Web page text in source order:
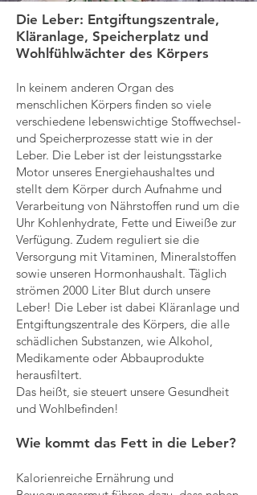
Die Leber: Entgiftungszentrale,
Kläranlage, Speicherplatz und
Wohlfühlwächter des Körpers
In keinem anderen Organ des
menschlichen Körpers finden so viele
verschiedene lebenswichtige Stoffwechsel-
und Speicherprozesse statt wie in der
Leber. Die Leber ist der leistungsstarke
Motor unseres Energiehaushaltes und
stellt dem Körper durch Aufnahme und
Verarbeitung von Nährstoffen rund um die
Uhr Kohlenhydrate, Fette und Eiweiße zur
Verfügung. Zudem reguliert sie die
Versorgung mit Vitaminen, Mineralstoffen
sowie unseren Hormonhaushalt. Täglich
strömen 2000 Liter Blut durch unsere
Leber! Die Leber ist dabei Kläranlage und
Entgiftungszentrale des Körpers, die alle
schädlichen Substanzen, wie Alkohol,
Medikamente oder Abbauprodukte
herausfiltert.
Das heißt, sie steuert unsere Gesundheit
und Wohlbefinden!
Wie kommt das Fett in die Leber?
Kalorienreiche Ernährung und